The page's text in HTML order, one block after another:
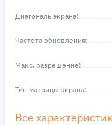
Диагональ экрана:
Частота обновления:
Макс. разрешение:
Тип матрицы экрана:
Все